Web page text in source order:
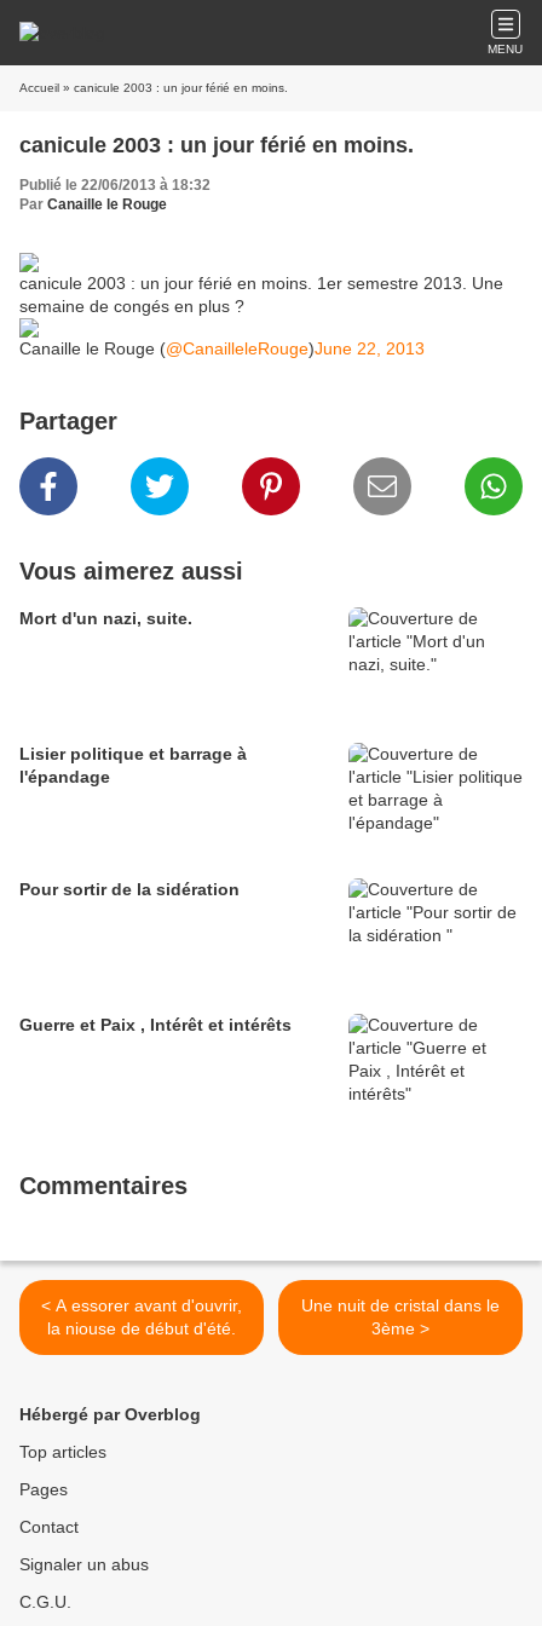
MENU
Accueil » canicule 2003 : un jour férié en moins.
canicule 2003 : un jour férié en moins.
Publié le 22/06/2013 à 18:32
Par Canaille le Rouge
canicule 2003 : un jour férié en moins. 1er semestre 2013. Une
semaine de congés en plus ?
Canaille le Rouge (@CanailleleRouge)June 22, 2013
Partager
Vous aimerez aussi
Mort d'un nazi, suite.
Lisier politique et barrage à
l'épandage
Pour sortir de la sidération
Guerre et Paix , Intérêt et intérêts
Commentaires
< A essorer avant d'ouvrir,
la niouse de début d'été.
Une nuit de cristal dans le
3ème >
Hébergé par Overblog
Top articles
Pages
Contact
Signaler un abus
C.G.U.